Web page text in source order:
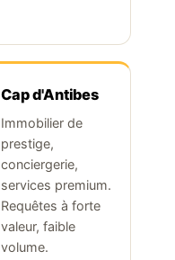
Cap d'Antibes
Immobilier de
prestige,
conciergerie,
services premium.
Requêtes à forte
valeur, faible
volume.